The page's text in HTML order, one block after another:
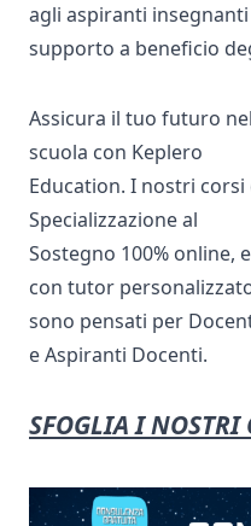
agli aspiranti
supporto a beneficio
Assicura il tuo futuro
scuola con Keplero
Education. I nostri corsi
Specializzazione al
Sostegno 100% online, e
con tutor
sono pensati per
e Aspiranti Docenti.
SFOGLIA I